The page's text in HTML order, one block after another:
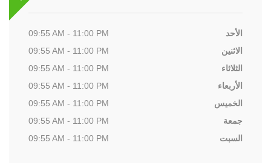
الأحد
09:55 AM - 11:00 PM
الاثنين
09:55 AM - 11:00 PM
الثلاثاء
09:55 AM - 11:00 PM
الأربعاء
09:55 AM - 11:00 PM
الخميس
09:55 AM - 11:00 PM
جمعة
09:55 AM - 11:00 PM
السبت
09:55 AM - 11:00 PM